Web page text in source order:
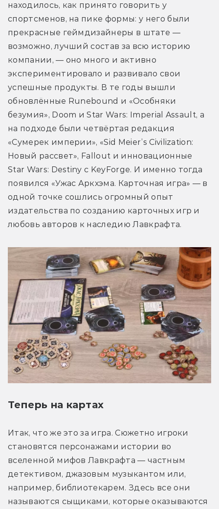
находилось, как принято говорить у
спортсменов, на пике формы: у него были
прекрасные геймдизайнеры в штате —
возможно, лучший состав за всю историю
компании, — оно много и активно
экспериментировало и развивало свои
успешные продукты. В те годы вышли
обновлённые Runebound и «Особняки
безумия», Doom и Star Wars: Imperial Assault, а
на подходе были четвёртая редакция
«Сумерек империи», «Sid Meier’s Civilization:
Новый рассвет», Fallout и инновационные
Star Wars: Destiny с KeyForge. И именно тогда
появился «Ужас Аркхэма. Карточная игра» — в
одной точке сошлись огромный опыт
издательства по созданию карточных игр и
любовь авторов к наследию Лавкрафта.
Теперь на картах
Итак, что же это за игра. Сюжетно игроки
становятся персонажами истории во
вселенной мифов Лавкрафта — частным
детективом, джазовым музыкантом или,
например, библиотекарем. Здесь все они
называются сыщиками, которые оказываются